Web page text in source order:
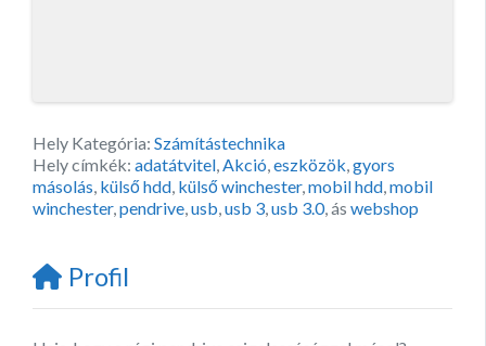
Hely Kategória: Számítástechnika
Hely címkék: adatátvitel Akció eszközök gyors
másolás külső hdd külső winchester, mobil hdd mobil
winchester, pendrive usb usb 3 usb 3.0, ás webshop
Profil